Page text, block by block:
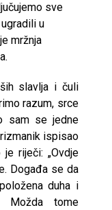
sve
u
mržnja
slavlja i čuli
razum, srce
sam se jedne
ispisao
riječi: „Ovdje
Događa se da
duha i
Možda tome